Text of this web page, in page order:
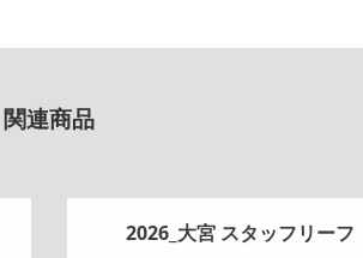
関連商品
2026_大宮 スタッフリーフ